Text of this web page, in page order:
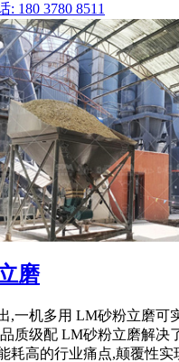
: 180 3780 8511
磨
,一机多用 LM砂粉立磨可
质级配 LM砂粉立磨解决
耗高的行业痛点,颠覆性